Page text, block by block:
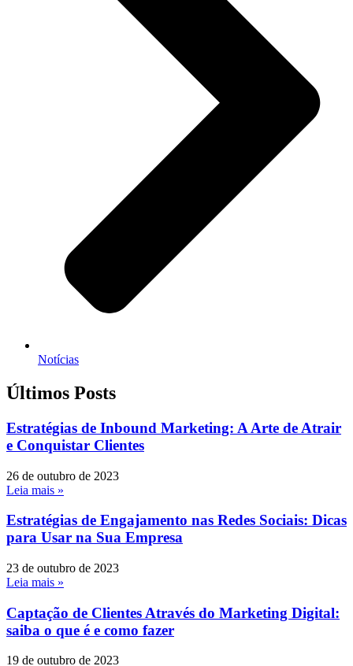
Notícias
Últimos Posts
Estratégias de Inbound Marketing: A Arte de Atrair
e Conquistar Clientes
26 de outubro de 2023
Leia mais »
Estratégias de Engajamento nas Redes Sociais: Dicas
para Usar na Sua Empresa
23 de outubro de 2023
Leia mais »
Captação de Clientes Através do Marketing Digital:
saiba o que é e como fazer
19 de outubro de 2023